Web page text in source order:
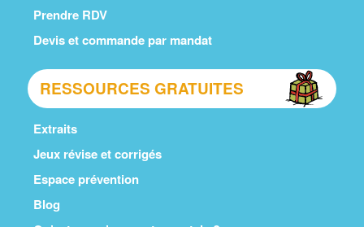
Prendre RDV
Devis et commande par mandat
RESSOURCES GRATUITES
Extraits
Jeux révise et corrigés
Espace prévention
Blog